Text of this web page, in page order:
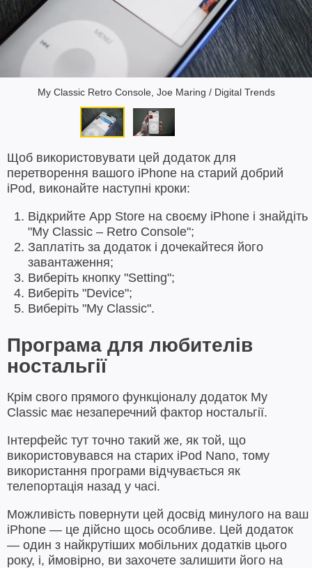
My Classic Retro Console, Joe Maring / Digital Trends
Щоб використовувати цей додаток для
перетворення вашого iPhone на старий добрий
iPod, виконайте наступні кроки:
Відкрийте App Store на своєму iPhone і знайдіть
"My Classic – Retro Console";
Заплатіть за додаток і дочекайтеся його
завантаження;
Виберіть кнопку "Setting";
Виберіть "Device";
Виберіть "My Classic".
Програма для любителів
ностальгії
Крім свого прямого функціоналу додаток My
Classic має незаперечний фактор ностальгії.
Інтерфейс тут точно такий же, як той, що
використовувався на старих iPod Nano, тому
використання програми відчувається як
телепортація назад у часі.
Можливість повернути цей досвід минулого на ваш
iPhone — це дійсно щось особливе. Цей додаток
— один з найкрутіших мобільних додатків цього
року, і, ймовірно, ви захочете залишити його на